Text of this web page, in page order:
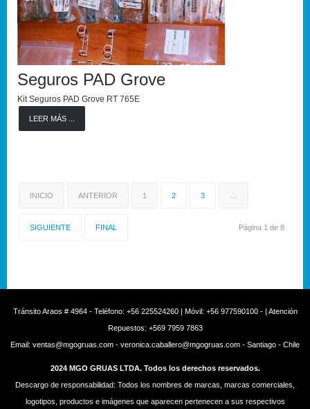
Seguros PAD Grove
Kit Seguros PAD Grove RT 765E
LEER MÁS ...
INICIO ANTERIOR 1 2 3
SIGUIENTE FINAL Página 1 de 8
Tránsito Araos # 4964 - Teléfono: +56 225524260 | Móvil: +56 977590100 - | Atención
Repuestos: +569 7959 7863
Email: ventas@mgogruas.com - veronica.caballero@mgogruas.com - Santiago - Chile
2024 MGO GRUAS LTDA. Todos los derechos reservados.
Descargo de responsabilidad: Todos los nombres de marcas, marcas comerciales,
logotipos, productos e imágenes que aparecen pertenecen a sus respectivos